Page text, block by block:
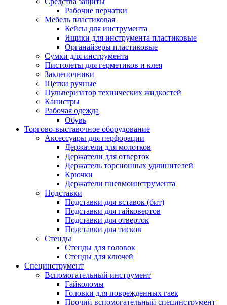
Рабочие перчатки
Мебель пластиковая
Кейсы для инструмента
Ящики для инструмента пластиковые
Органайзеры пластиковые
Сумки для инструмента
Пистолеты для герметиков и клея
Заклепочники
Щетки ручные
Пульверизатор технических жидкостей
Канистры
Рабочая одежда
Обувь
Торгово-выставочное оборудование
Аксессуары для перфорации
Держатели для молотков
Держатели для отверток
Держатель торсионных удлинителей
Крючки
Держатели пневмоинструмента
Подставки
Подставки для вставок (бит)
Подставки для гайковертов
Подставки для отверток
Подставки для тисков
Стенды
Стенды для головок
Стенды для ключей
Специнструмент
Вспомогательный инструмент
Гайколомы
Головки для поврежденных гаек
Прочий вспомогательный специнструмент